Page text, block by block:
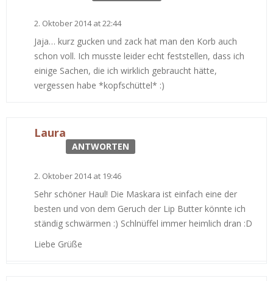
2. Oktober 2014 at 22:44
Jaja… kurz gucken und zack hat man den Korb auch
schon voll. Ich musste leider echt feststellen, dass ich
einige Sachen, die ich wirklich gebraucht hätte,
vergessen habe *kopfschüttel* :)
Laura
ANTWORTEN
2. Oktober 2014 at 19:46
Sehr schöner Haul! Die Maskara ist einfach eine der
besten und von dem Geruch der Lip Butter könnte ich
ständig schwärmen :) Schlnüffel immer heimlich dran :D
Liebe Grüße